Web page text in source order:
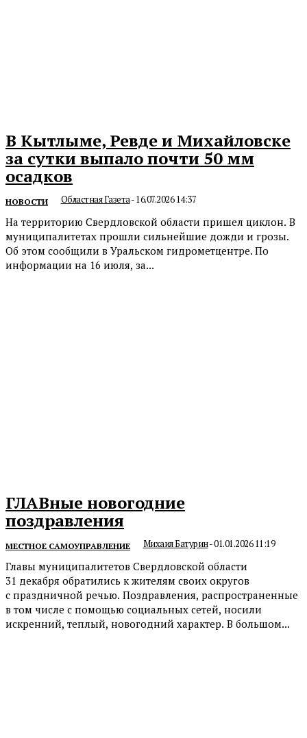
В Кытлыме, Ревде и Михайловске
за сутки выпало почти 50 мм
осадков
НОВОСТИ Областная Газета-16.07.2026 14:37
На территорию Свердловской области пришел циклон. В
муниципалитетах прошли сильнейшие дожди и грозы.
Об этом сообщили в Уральском гидрометцентре. По
информации на 16 июля, за...
ГЛАВные новогодние
поздравления
МЕСТНОЕ САМОУПРАВЛЕНИЕ Михаил Батурин-01.01.2026 11:19
Главы муниципалитетов Свердловской области
31 декабря обратились к жителям своих округов
с праздничной речью. Поздравления, распространенные
в том числе с помощью социальных сетей, носили
искренний, теплый, новогодний характер. В большом...